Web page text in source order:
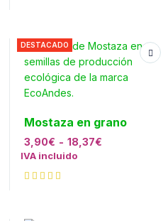
DESTACADO
Mostaza en grano
3,90€ - 18,37€
IVA incluido